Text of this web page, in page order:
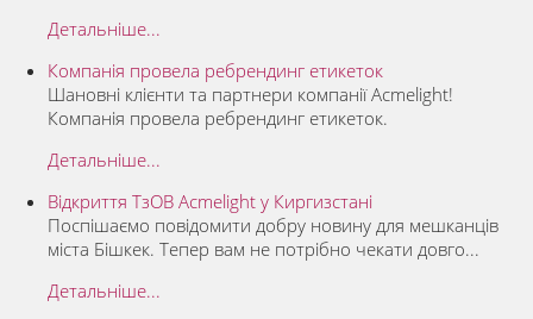
Детальніше...
Компанія провела ребрендинг етикеток
Шановні клієнти та партнери компанії Acmelight!
Компанія провела ребрендинг етикеток.
Детальніше...
Відкриття ТзОВ Acmelight у Киргизстані
Поспішаємо повідомити добру новину для мешканців
міста Бішкек. Тепер вам не потрібно чекати довго...
Детальніше...